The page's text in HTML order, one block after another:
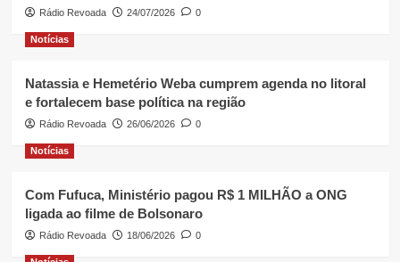
Rádio Revoada 24/07/2026 0
Notícias
Natassia e Hemetério Weba cumprem agenda no litoral
e fortalecem base política na região
Rádio Revoada 26/06/2026 0
Notícias
Com Fufuca, Ministério pagou R$ 1 MILHÃO a ONG
ligada ao filme de Bolsonaro
Rádio Revoada 18/06/2026 0